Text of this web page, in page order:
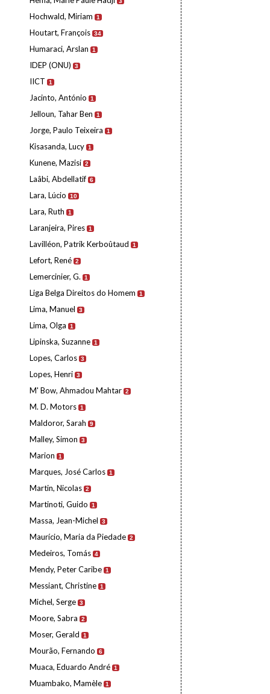
Hochwald, Miriam 1
Houtart, François 34
Humaraci, Arslan 1
IDEP (ONU) 3
IICT 1
Jacinto, António 1
Jelloun, Tahar Ben 1
Jorge, Paulo Teixeira 1
Kisasanda, Lucy 1
Kunene, Mazisi 2
Laâbi, Abdellatif 6
Lara, Lúcio 10
Lara, Ruth 1
Laranjeira, Pires 1
Lavilléon, Patrik Kerboûtaud 1
Lefort, René 2
Lemercinier, G. 1
Liga Belga Direitos do Homem 1
Lima, Manuel 3
Lima, Olga 1
Lipinska, Suzanne 1
Lopes, Carlos 3
Lopes, Henri 3
M' Bow, Ahmadou Mahtar 2
M. D. Motors 1
Maldoror, Sarah 9
Malley, Simon 3
Marion 1
Marques, José Carlos 1
Martin, Nicolas 2
Martinoti, Guido 1
Massa, Jean-Michel 3
Maurício, Maria da Piedade 2
Medeiros, Tomás 4
Mendy, Peter Caribe 1
Messiant, Christine 1
Michel, Serge 3
Moore, Sabra 2
Moser, Gerald 1
Mourão, Fernando 6
Muaca, Eduardo André 1
Muambako, Mamèle 1